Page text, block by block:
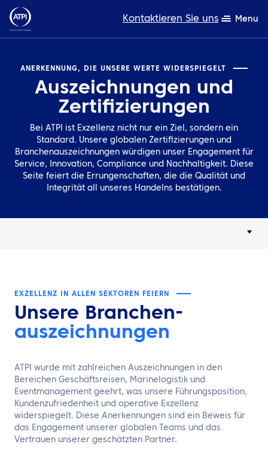
Kontaktieren Sie uns Menu
Fachwissen
Produkte
Über uns
Nachhaltigkeit
ANERKENNUNG, DIE UNSERE WERTE WIDERSPIEGELT
Auszeichnungen und
Zertifizierungen
Bei ATPI ist Exzellenz nicht nur ein Ziel, sondern ein
Standard. Unsere globalen Zertifizierungen und
Branchenauszeichnungen würdigen unser Engagement für
Service, Innovation, Compliance und Nachhaltigkeit. Diese
Seite feiert die Errungenschaften, die die Qualität und
Integrität all unseres Handelns bestätigen.
EXZELLENZ IN ALLEN SEKTOREN FEIERN
Unsere Branchen-
auszeichnungen
ATPI wurde mit zahlreichen Auszeichnungen in den
Bereichen Geschäftsreisen, Marinelogistik und
Eventmanagement geehrt, was unsere Führungsposition,
Kundenzufriedenheit und operative Exzellenz
widerspiegelt. Diese Anerkennungen sind ein Beweis für
das Engagement unserer globalen Teams und das
Vertrauen unserer geschätzten Partner.